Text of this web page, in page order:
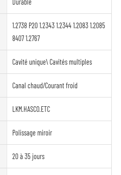
Durable
1.2738 P20 1.2343 1.2344 1.2083 1.2085
8407 1.2767
Cavité unique\ Cavités multiples
Canal chaud/Courant froid
LKM.HASCO.ETC
Polissage miroir
20 à 35 jours